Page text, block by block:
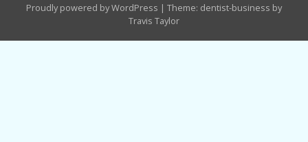
Proudly powered by WordPress | Theme: dentist-business by
Travis Taylor